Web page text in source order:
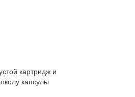
картридж и
капсулы